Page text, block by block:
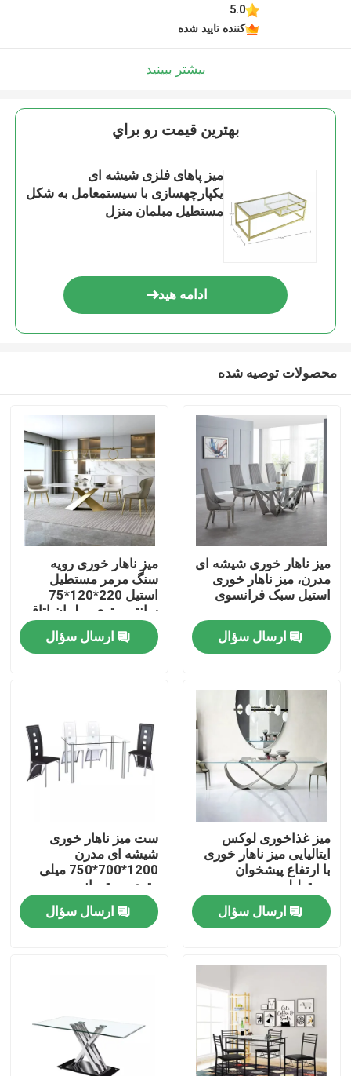
صفحه اصلی
درباره ما
تور کارخانه
کنترل کیفیت
با ما تماس بگیرید
درخواست نقل قول
مبلمان اتاق منزل
مبلمان اتاق نشیمن
مبلمان اتاق ناهار خوری
5.0
کننده تایید شده
بیشتر ببینید
بهترين قيمت رو براي
میز پاهای فلزی شیشه ای
یکپارچهسازی با سیستمعامل به شکل
مستطیل مبلمان منزل
ادامه هید
محصولات توصیه شده
میز ناهار خوری شیشه ای
مدرن، میز ناهار خوری
استیل سبک فرانسوی
ارسال سؤال
میز ناهار خوری رویه
سنگ مرمر مستطیل
استیل 220*120*75
سانتی متری مبلمان اتاق
غذاخوری فلزی
ارسال سؤال
میز غذاخوری لوکس
ایتالیایی میز ناهار خوری
با ارتفاع پیشخوان
مستطیلی
ارسال سؤال
ست میز ناهار خوری
شیشه ای مدرن
1200*700*750 میلی
متری رستورانی
ارسال سؤال